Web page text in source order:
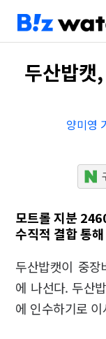
두산밥캣
양미영
모트롤 지분
수직적 결합 통
두산밥캣이 중
에 나선다. 두산
에 인수하기로